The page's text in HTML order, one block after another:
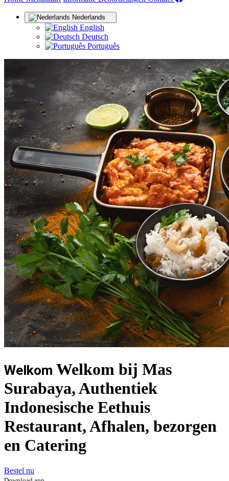
Nederlands
English
Deutsch
Português
Welkom Welkom bij Mas
Surabaya, Authentiek
Indonesische Eethuis
Restaurant, Afhalen, bezorgen
en Catering
Bestel nu